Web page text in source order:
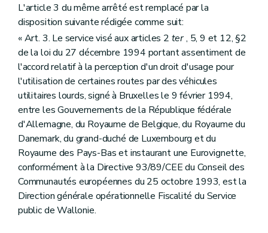
L'article 3 du même arrêté est remplacé par la
disposition suivante rédigée comme suit:
« Art. 3. Le service visé aux articles 2 ter, 5, 9 et 12, §2
de la loi du 27 décembre 1994 portant assentiment de
l'accord relatif à la perception d'un droit d'usage pour
l'utilisation de certaines routes par des véhicules
utilitaires lourds, signé à Bruxelles le 9 février 1994,
entre les Gouvernements de la République fédérale
d'Allemagne, du Royaume de Belgique, du Royaume du
Danemark, du grand-duché de Luxembourg et du
Royaume des Pays-Bas et instaurant une Eurovignette,
conformément à la Directive 93/89/CEE du Conseil des
Communautés européennes du 25 octobre 1993, est la
Direction générale opérationnelle Fiscalité du Service
public de Wallonie.